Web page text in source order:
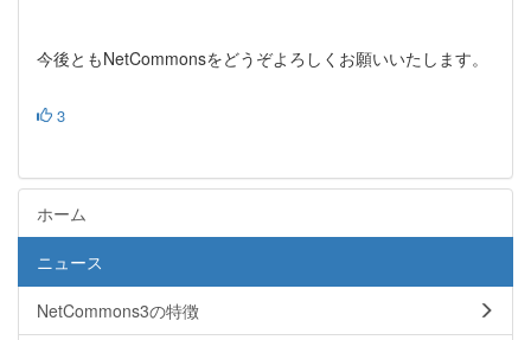
今後ともNetCommonsをどうぞよろしくお願いいたします。
3
ホーム
ニュース
NetCommons3の特徴